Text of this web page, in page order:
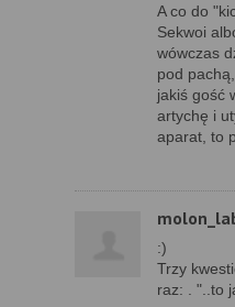
A co do
Sekwoi
wówczas
pod
jakiś gość
artychę i
aparat, to
:)
Trzy
raz: . "..to